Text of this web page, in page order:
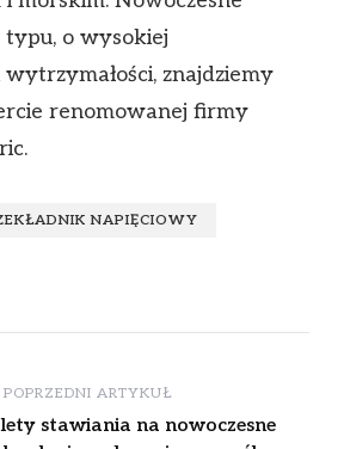
typu, o wysokiej
znajdziemy
renomowanej firmy
NAPIĘCIOWY
POPRZEDNI ARTYKUŁ
stawiania na nowoczesne